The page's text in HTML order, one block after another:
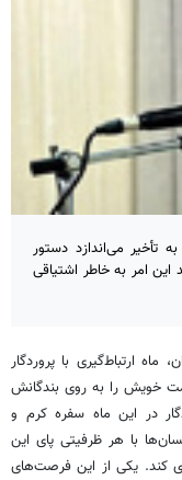
تأخیر می‌اندازد دستور
این امر به خاطر اشتیاقی
ماه ارتباط‌گیری با پروردگار
خویش را به روی بندگانش
در این ماه سفرهکرم و
با هر ظرفیتی پای این
کند. یکی از این فرصت‌های